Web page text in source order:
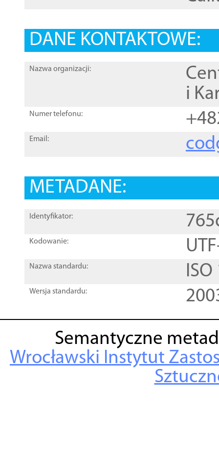
DANE KONTAKTOWE:
Nazwa organizacji:
i
Numer telefonu:
Email:
METADANE:
Identyfikator:
Kodowanie:
Nazwa standardu:
Wersja standardu:
Semantyczne
Wrocławski Instytut